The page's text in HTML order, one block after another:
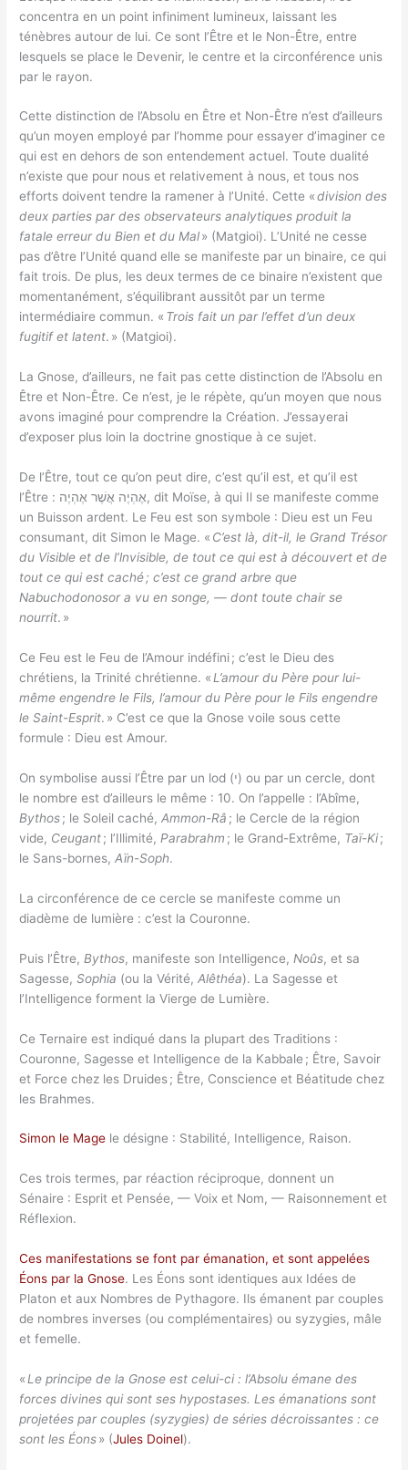
concentra en un point infiniment lumineux, laissant les
ténèbres autour de lui. Ce sont l’Être et le Non-Être, entre
lesquels se place le Devenir, le centre et la circonférence unis
par le rayon.
Cette distinction de l’Absolu en Être et Non-Être n’est d’ailleurs
qu’un moyen employé par l’homme pour essayer d’imaginer ce
qui est en dehors de son entendement actuel. Toute dualité
n’existe que pour nous et relativement à nous, et tous nos
efforts doivent tendre la ramener à l’Unité. Cette «division des
deux parties par des observateurs analytiques produit la
fatale erreur du Bien et du Mal» (Matgioi). L’Unité ne cesse
pas d’être l’Unité quand elle se manifeste par un binaire, ce qui
fait trois. De plus, les deux termes de ce binaire n’existent que
momentanément, s’équilibrant aussitôt par un terme
intermédiaire commun. « Trois fait un par l’effet d’un deux
fugitif et latent. » (Matgioi).
La Gnose, d’ailleurs, ne fait pas cette distinction de l’Absolu en
Être et Non-Être. Ce n’est, je le répète, qu’un moyen que nous
avons imaginé pour comprendre la Création. J’essayerai
d’exposer plus loin la doctrine gnostique à ce sujet.
De l’Être, tout ce qu’on peut dire, c’est qu’il est, et qu’il est
l’Être : אֶהְיֶה אֲשֶׁר אֶהְיֶה, dit Moïse, à qui Il se manifeste comme
un Buisson ardent. Le Feu est son symbole : Dieu est un Feu
consumant, dit Simon le Mage. « C’est là, dit-il, le Grand Trésor
du Visible et de l’lnvisible, de tout ce qui est à découvert et de
tout ce qui est caché ; c’est ce grand arbre que
Nabuchodonosor a vu en songe, — dont toute chair se
nourrit. »
Ce Feu est le Feu de l’Amour indéfini ; c’est le Dieu des
chrétiens, la Trinité chrétienne. « L’amour du Père pour lui-
même engendre le Fils, l’amour du Père pour le Fils engendre
le Saint-Esprit. » C’est ce que la Gnose voile sous cette
formule : Dieu est Amour.
On symbolise aussi l’Être par un lod (י) ou par un cercle, dont
le nombre est d’ailleurs le même : 10. On l’appelle : l’Abîme,
Bythos; le Soleil caché,Ammon-Râ ; le Cercle de la région
vide, Ceugant; l’Illimité, Parabrahm ; le Grand-Extrême, Taï-Ki;
le Sans-bornes,Aïn-Soph.
La circonférence de ce cercle se manifeste comme un
diadème de lumière : c’est la Couronne.
Puis l’Être, Bythos, manifeste son Intelligence, Noûs, et sa
Sagesse,Sophia (ou la Vérité,Alêthéa). La Sagesse et
l’Intelligence forment la Vierge de Lumière.
Ce Ternaire est indiqué dans la plupart des Traditions :
Couronne, Sagesse et Intelligence de la Kabbale ; Être, Savoir
et Force chez les Druides ; Être, Conscience et Béatitude chez
les Brahmes.
Simon le Mage le désigne : Stabilité, Intelligence, Raison.
Ces trois termes, par réaction réciproque, donnent un
Sénaire : Esprit et Pensée, — Voix et Nom, — Raisonnement et
Réflexion.
Ces manifestations se font par émanation, et sont appelées
Éons par la Gnose. Les Éons sont identiques aux Idées de
Platon et aux Nombres de Pythagore. Ils émanent par couples
de nombres inverses (ou complémentaires) ou syzygies, mâle
et femelle.
« Le principe de la Gnose est celui-ci : l’Absolu émane des
forces divines qui sont ses hypostases. Les émanations sont
projetées par couples (syzygies) de séries décroissantes : ce
sont les Éons» (Jules Doinel).